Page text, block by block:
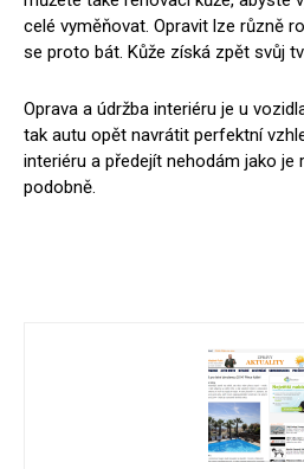
celé vyměňovat. Opravit lze různě
se proto bát. Kůže získá zpět svůj
Oprava a údržba interiéru je u
tak autu opět navrátit perfektní
interiéru a předejít nehodám jako je
podobně.